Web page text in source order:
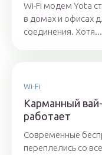
Wi-Fi модем Yota
в домах и офисах
соединения. Хотя...
Wi-Fi
Карманный
работает
Современные
переплелись со